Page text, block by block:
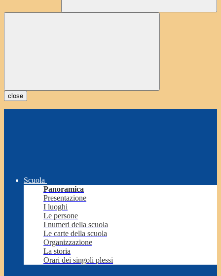
close
Scuola
Panoramica
Presentazione
I luoghi
Le persone
I numeri della scuola
Le carte della scuola
Organizzazione
La storia
Orari dei singoli plessi